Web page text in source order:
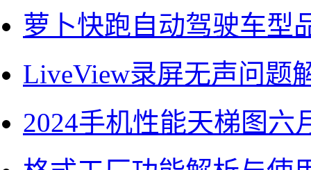
萝卜快跑自动驾驶车型
LiveView录屏无声问题
2024手机性能天梯图六